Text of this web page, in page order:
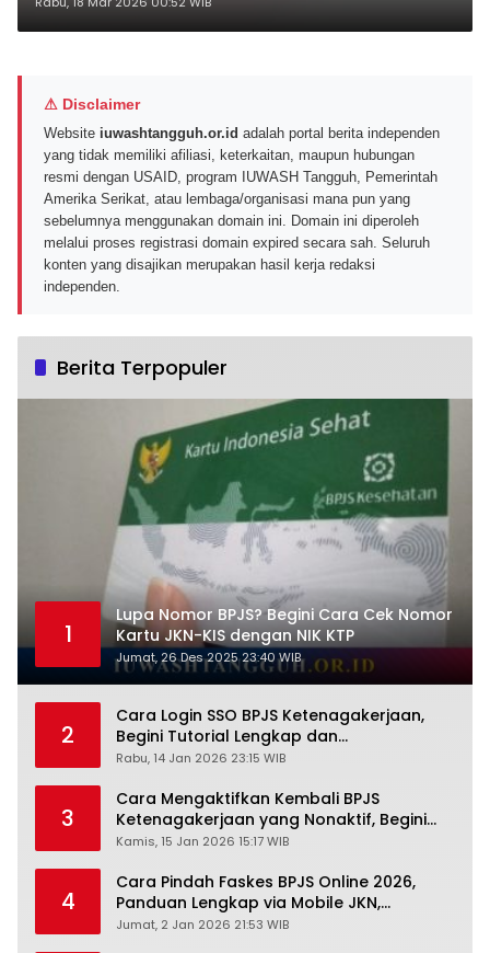
⚠ Disclaimer
Website iuwashtangguh.or.id adalah portal berita independen
yang tidak memiliki afiliasi, keterkaitan, maupun hubungan
resmi dengan USAID, program IUWASH Tangguh, Pemerintah
Amerika Serikat, atau lembaga/organisasi mana pun yang
sebelumnya menggunakan domain ini. Domain ini diperoleh
melalui proses registrasi domain expired secara sah. Seluruh
konten yang disajikan merupakan hasil kerja redaksi
independen.
Berita Terpopuler
1
Lupa Nomor BPJS? Begini Cara Cek Nomor
Kartu JKN-KIS dengan NIK KTP
Jumat, 26 Des 2025 23:40 WIB
2
Cara Login SSO BPJS Ketenagakerjaan,
Begini Tutorial Lengkap dan
Pengertiannya
Rabu, 14 Jan 2026 23:15 WIB
3
Cara Mengaktifkan Kembali BPJS
Ketenagakerjaan yang Nonaktif, Begini
Panduan Lengkapnya
Kamis, 15 Jan 2026 15:17 WIB
4
Cara Pindah Faskes BPJS Online 2026,
Panduan Lengkap via Mobile JKN,
PANDAWA & Offiline Kantor Cabang
Jumat, 2 Jan 2026 21:53 WIB